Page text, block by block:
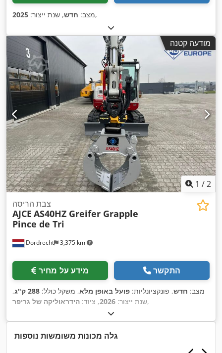
מצב: חדש, שנת ייצור: 2025 ,
מודעה קטנה
1 /2
Dordrecht 3,375 km
צבת הריסה
AJCE AS40HZ Greifer Grapple
Pince de Tri
מידע על מחיר התקשר
מצב: חדש, פונקציונליות: פועל באופן מלא, משקל כולל: 288 ק"ג
,
שנת ייצור: 2026, ציוד: הידראוליקה של גריפר ,
גלה מכונות משומשות נוספות